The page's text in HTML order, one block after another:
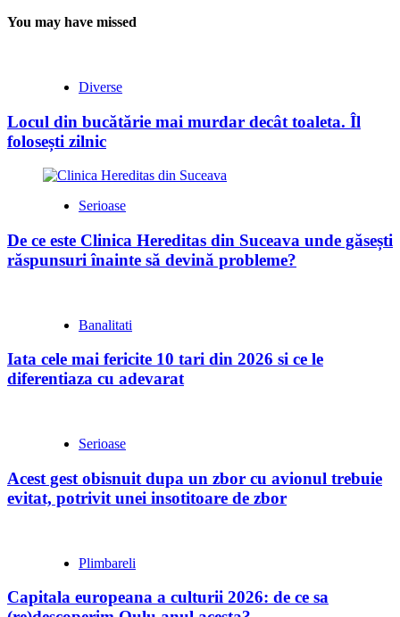
You may have missed
Diverse
Locul din bucătărie mai murdar decât toaleta. Îl
folosești zilnic
Serioase
De ce este Clinica Hereditas din Suceava unde găsești
răspunsuri înainte să devină probleme?
Banalitati
Iata cele mai fericite 10 tari din 2026 si ce le
diferentiaza cu adevarat
Serioase
Acest gest obisnuit dupa un zbor cu avionul trebuie
evitat, potrivit unei insotitoare de zbor
Plimbareli
Capitala europeana a culturii 2026: de ce sa